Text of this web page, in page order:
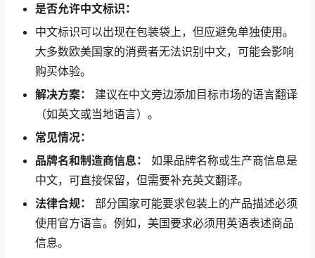
是否允许中文标识：
中文标识可以出现在包装袋上，但应避免单独使用。
大多数欧美国家的消费者无法识别中文，可能会影响
购买体验。
解决方案：
建议在中文旁边添加目标市场的语言翻译
（如英文或当地语言）。
常见情况：
品牌名和制造商信息：
如果品牌名称或生产商信息是
中文，可直接保留，但需要补充英文翻译。
法律合规：
部分国家可能要求包装上的产品描述必须
使用官方语言。例如，美国要求必须用英语表述商品
信息。